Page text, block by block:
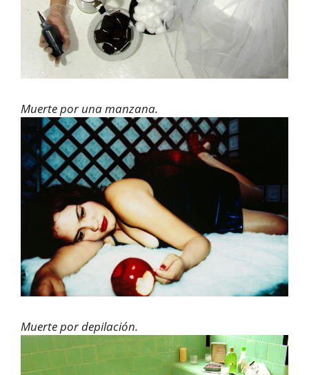
Muerte por una manzana.
Muerte por depilación.